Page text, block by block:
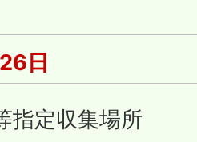
日
指定収集場所